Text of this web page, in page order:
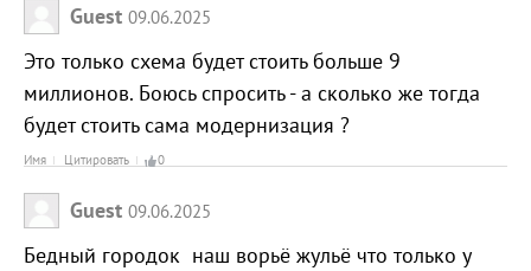
Guest 09.06.2025
Это только схема будет стоить больше 9
миллионов. Боюсь спросить - а сколько же тогда
будет стоить сама модернизация ?
Имя Цитировать 0
Guest 09.06.2025
Бедный городок наш ворьё жульё что только у